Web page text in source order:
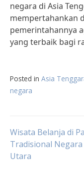
negara di Asia
mempertahankan
pemerintahannya
yang terbaik bagi
Posted in Asia
negara
Post
Wisata Belanja di
Tradisional Negara
Utara